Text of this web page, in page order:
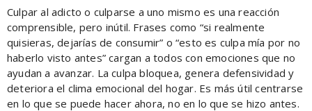
Culpar al adicto o culparse a uno mismo es una reacción
comprensible, pero inútil. Frases como “si realmente
quisieras, dejarías de consumir” o “esto es culpa mía por no
haberlo visto antes” cargan a todos con emociones que no
ayudan a avanzar. La culpa bloquea, genera defensividad y
deteriora el clima emocional del hogar. Es más útil centrarse
en lo que se puede hacer ahora, no en lo que se hizo antes.